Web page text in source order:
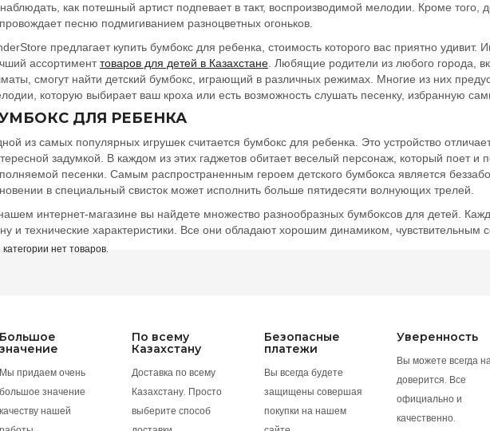
как потешный артист подпевает в такт, воспроизводимой мелодии. Кроме того,
песню подмигиванием разноцветных огоньков.
предлагает купить бумбокс для ребенка, стоимость которого вас приятно удивит.
ассортименттоваров для детей в Казахстане . Любящие родители из любого города,
смогут найти детский бумбокс, играющий в различных режимах. Многие из них
которую выбирает ваш кроха или есть возможность слушать песенку, избранную
ДЛЯ РЕБЕНКА
из самых популярных игрушек считается бумбокс для ребенка. Это устройство
задумкой. В каждом из этих гаджетов обитает веселый персонаж, который поет и
песенки. Самым распространенным героем детского бумбокса является
в специальный свисток может исполнить больше пятидесяти волнующих трелей.
интернет-магазине вы найдете множество разнообразных бумбоксов для детей.
и технические характеристики. Все они обладают хорошим динамиком, чувствительным
категории нет товаров.
Большое
значение
Мы придаем очень
большое значение
качеству нашей
По всему
Казахстану
Доставка по всему
Казахстану. Просто
выберите способ
Безопасные
платежи
Вы всегда будете
защищены совершая
покупки на нашем
Уверенность
Вы можете всегда
доверится. Все
официально и
качественно.